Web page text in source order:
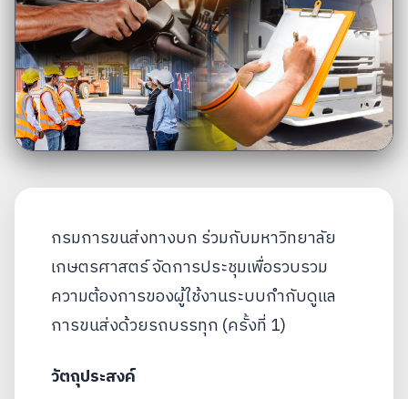
กรมการขนส่งทางบก ร่วมกับมหาวิทยาลัย
เกษตรศาสตร์ จัดการประชุมเพื่อรวบรวม
ความต้องการของผู้ใช้งานระบบกำกับดูแล
การขนส่งด้วยรถบรรทุก (ครั้งที่ 1)
วัตถุประสงค์